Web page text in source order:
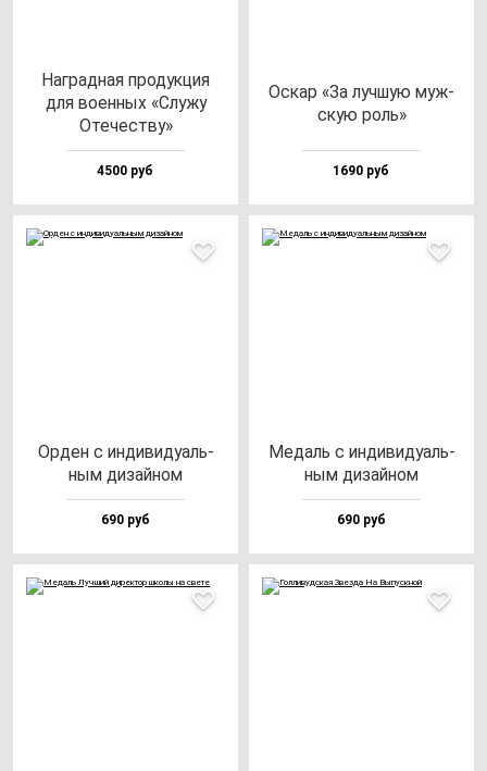
Наг­рад­ная про­дук­ция
для во­ен­ных «Слу­жу
Оте­чес­тву»
4500 руб
Оскар «За луч­шую муж­
скую роль»
1690 руб
Орден с ин­ди­ви­ду­аль­
ным ди­зай­ном
690 руб
Медаль с ин­ди­ви­ду­аль­
ным ди­зай­ном
690 руб